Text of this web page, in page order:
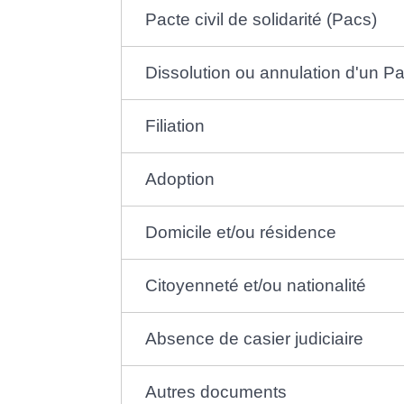
Pacte civil de solidarité (Pacs)
Dissolution ou annulation d'un
Filiation
Adoption
Domicile et/ou résidence
Citoyenneté et/ou nationalité
Absence de casier judiciaire
Autres documents